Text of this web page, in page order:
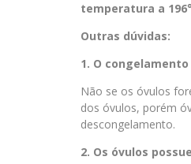
temperatura a
Outras dúvidas:
1. O
Não se os óvulos
dos óvulos, porém
descongelamento.
2. Os óvulos